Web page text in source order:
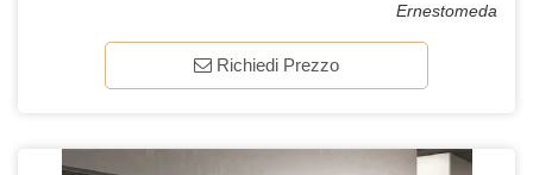
Ernestomeda
Richiedi Prezzo